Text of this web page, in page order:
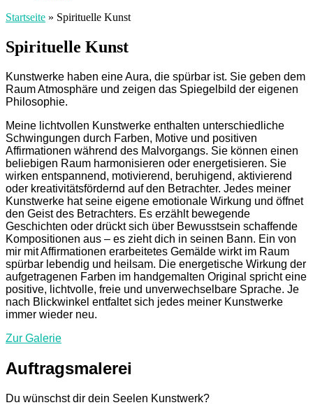
Startseite » Spirituelle Kunst
Spirituelle Kunst
Kunstwerke haben eine Aura, die spürbar ist. Sie geben dem
Raum Atmosphäre und zeigen das Spiegelbild der eigenen
Philosophie.
Meine lichtvollen Kunstwerke enthalten unterschiedliche
Schwingungen durch Farben, Motive und positiven
Affirmationen während des Malvorgangs. Sie können einen
beliebigen Raum harmonisieren oder energetisieren. Sie
wirken entspannend, motivierend, beruhigend, aktivierend
oder kreativitätsfördernd auf den Betrachter. Jedes meiner
Kunstwerke hat seine eigene emotionale Wirkung und öffnet
den Geist des Betrachters. Es erzählt bewegende
Geschichten oder drückt sich über Bewusstsein schaffende
Kompositionen aus – es zieht dich in seinen Bann. Ein von
mir mit Affirmationen erarbeitetes Gemälde wirkt im Raum
spürbar lebendig und heilsam. Die energetische Wirkung der
aufgetragenen Farben im handgemalten Original spricht eine
positive, lichtvolle, freie und unverwechselbare Sprache. Je
nach Blickwinkel entfaltet sich jedes meiner Kunstwerke
immer wieder neu.
Zur Galerie
Auftragsmalerei
Du wünschst dir dein Seelen Kunstwerk?